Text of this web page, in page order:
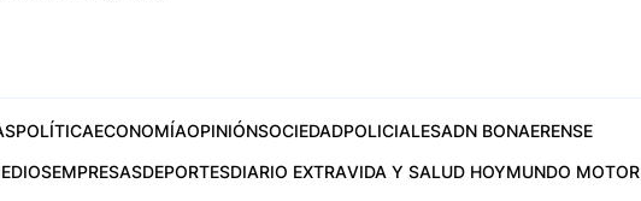
POLÍTICAECONOMÍAOPINIÓNSOCIEDADPOLICIALESADN BONAERENSE
EMPRESASDEPORTESDIARIO EXTRAVIDA Y SALUD HOYMUNDO MOTOR